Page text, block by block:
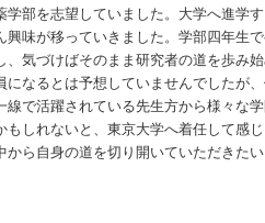
部を志望していました。大学へ進学
味が移っていきました。学部四年生
気づけばそのまま研究者の道を歩み
なるとは予想していませんでしたが
で活躍されている先生方から様々な
しれないと、東京大学へ着任して感
ら自身の道を切り開いていただきたい